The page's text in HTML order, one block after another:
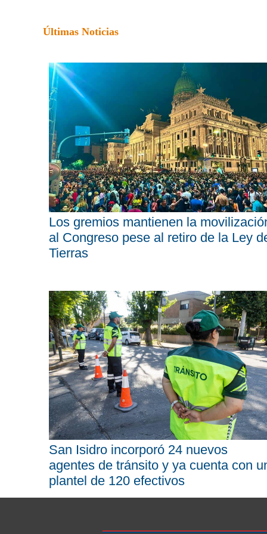
Últimas Noticias
Los gremios mantienen la
al Congreso pese al retiro de la Ley
Tierras
San Isidro incorporó 24 nuevos
agentes de tránsito y ya cuenta con
plantel de 120 efectivos